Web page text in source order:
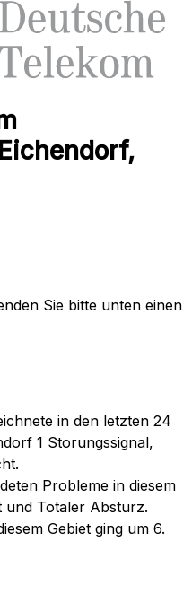
Sie bitte unten einen
in den letzten 24
1 Storungssignal,
Probleme in diesem
und Totaler Absturz.
Gebiet ging um 6.